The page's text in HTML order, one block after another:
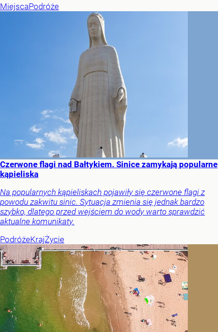
MiejscaPodróże
Czerwone flagi nad Bałtykiem. Sinice zamykają popularne
kąpieliska
Na popularnych kąpieliskach pojawiły się czerwone flagi z
powodu zakwitu sinic. Sytuacja zmienia się jednak bardzo
szybko, dlatego przed wejściem do wody warto sprawdzić
aktualne komunikaty.
PodróżeKrajŻycie